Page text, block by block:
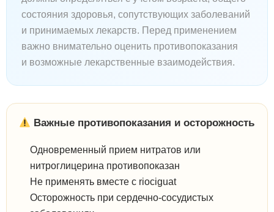
состояния здоровья, сопутствующих заболеваний
и принимаемых лекарств. Перед применением
важно внимательно оценить противопоказания
и возможные лекарственные взаимодействия.
Важные противопоказания и осторожность
Одновременный прием нитратов или
нитроглицерина противопоказан
Не применять вместе с riociguat
Осторожность при сердечно-сосудистых